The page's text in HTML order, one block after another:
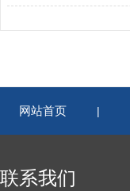
网站首页 |
联系我们